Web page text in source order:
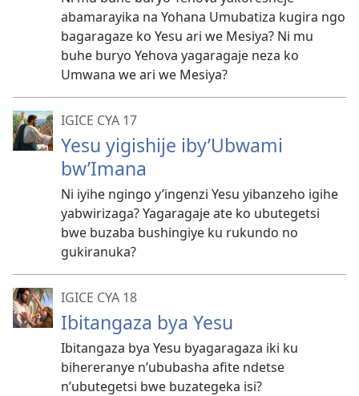
abamarayika na Yohana Umubatiza kugira ngo
bagaragaze ko Yesu ari we Mesiya? Ni mu
buhe buryo Yehova yagaragaje neza ko
Umwana we ari we Mesiya?
IGICE CYA 17
Yesu yigishije iby’Ubwami
bw’Imana
Ni iyihe ngingo y’ingenzi Yesu yibanzeho igihe
yabwirizaga? Yagaragaje ate ko ubutegetsi
bwe buzaba bushingiye ku rukundo no
gukiranuka?
IGICE CYA 18
Ibitangaza bya Yesu
Ibitangaza bya Yesu byagaragaza iki ku
bihereranye n’ububasha afite ndetse
n’ubutegetsi bwe buzategeka isi?